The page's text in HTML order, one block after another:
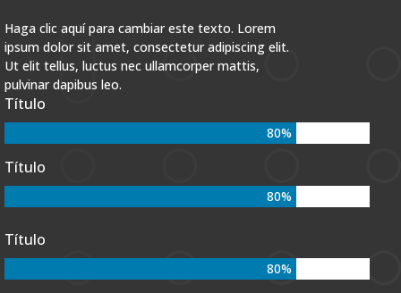
Haga clic aquí para cambiar este texto. Lorem
ipsum dolor sit amet, consectetur adipiscing elit.
Ut elit tellus, luctus nec ullamcorper mattis,
pulvinar dapibus leo.
80%
Título
80%
Título
80%
Título